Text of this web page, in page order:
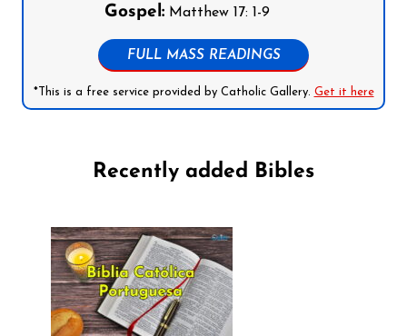
Gospel:Matthew 17: 1-9
FULL MASS READINGS
*This is a free service provided by Catholic Gallery. Get it here
Recently added Bibles